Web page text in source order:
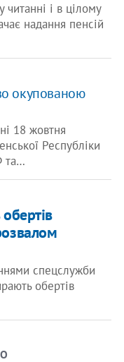
і в цілому
надання пенсій
окупованою
18 жовтня
Республіки
та…
спецслужби
обертів